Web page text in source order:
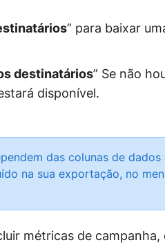
” para baixar
destinatários” Se não
disponível.
das colunas de dados
na sua exportação, no
métricas de campanha,